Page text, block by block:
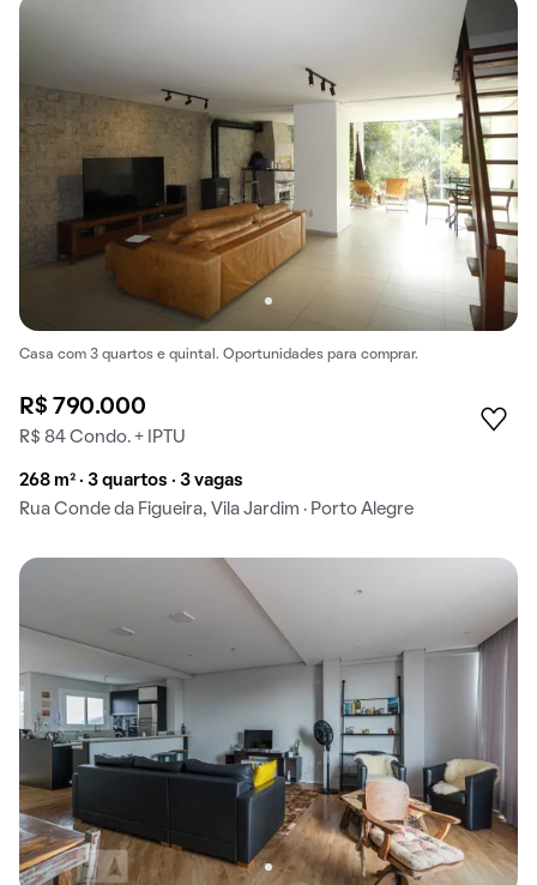
Casa com 3 quartos e quintal. Oportunidades para comprar.
R$ 790.000
R$ 84 Condo. + IPTU
268 m² · 3 quartos · 3 vagas
Rua Conde da Figueira, Vila Jardim · Porto Alegre